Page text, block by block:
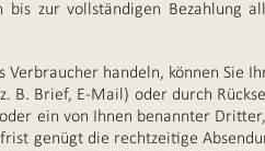
zur vollständigen Bezahlung
Verbraucher handeln, können Sie
B. Brief, E-Mail) oder durch
ein von Ihnen benannter
genügt die rechtzeitige